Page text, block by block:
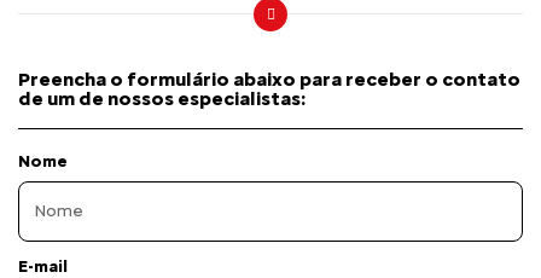
Preencha o formulário abaixo para receber o contato
de um de nossos especialistas:
Nome
E-mail